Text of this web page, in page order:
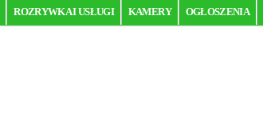
ROZRYWKA I USŁUGI KAMERY OGŁOSZENIA